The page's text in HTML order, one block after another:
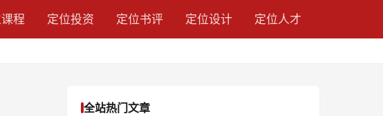
程 定位投资 定位书评 定位设计 定位人才
全站热门文章